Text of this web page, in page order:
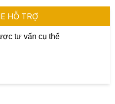
HỖ TRỢ
tư vấn cụ thể